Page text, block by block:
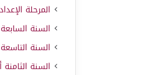
المرحلة
السنة
السنة
السنة